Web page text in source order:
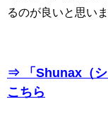
るのが良いと思いま
⇒ 「Shunax（シ
こちら